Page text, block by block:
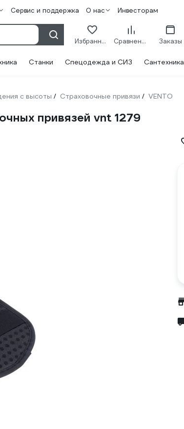
Сервис и поддержка О нас Инвесторам
Избранное Сравнение Заказы
Станки Спецодежда и СИЗ Сантехника
с высоты / Страховочные привязи / VENTO
привязей vnt 1279